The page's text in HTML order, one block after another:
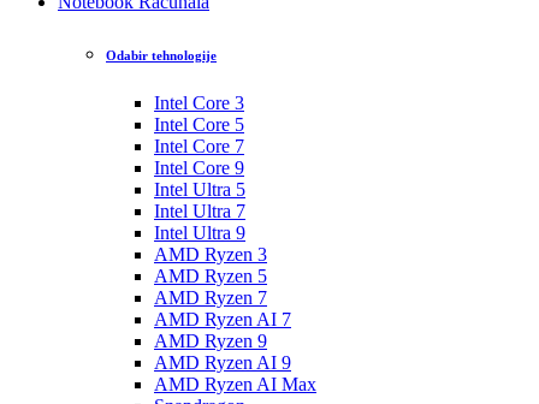
Odabir tehnologije
Intel Core 3
Intel Core 5
Intel Core 7
Intel Core 9
Intel Ultra 5
Intel Ultra 7
Intel Ultra 9
AMD Ryzen 3
AMD Ryzen 5
AMD Ryzen 7
AMD Ryzen AI 7
AMD Ryzen 9
AMD Ryzen AI 9
AMD Ryzen AI Max